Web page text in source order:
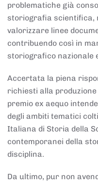
problematiche già
storiografia scientifica,
valorizzare linee
contribuendo così in
storiografico nazionale
Accertata la piena
richiesti alla
premio ex aequo
degli ambiti tematici
Italiana di Storia della
contemporanei della
disciplina.
Da ultimo, pur non